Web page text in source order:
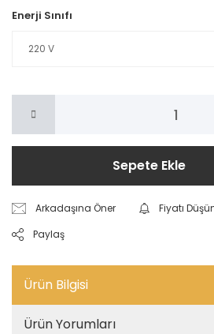
Enerji Sınıfı
Sepete Ekle
Arkadaşına Öner
Fiyatı
Paylaş
Ürün Bilgisi
Ürün Yorumları